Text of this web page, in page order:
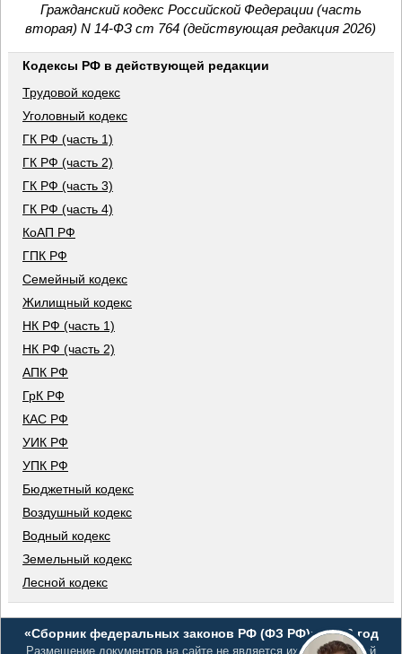
Гражданский кодекс Российской Федерации (часть
вторая) N 14-ФЗ ст 764 (действующая редакция 2026)
Кодексы РФ в действующей редакции
Трудовой кодекс
Уголовный кодекс
ГК РФ (часть 1)
ГК РФ (часть 2)
ГК РФ (часть 3)
ГК РФ (часть 4)
КоАП РФ
ГПК РФ
Семейный кодекс
Жилищный кодекс
НК РФ (часть 1)
НК РФ (часть 2)
АПК РФ
ГрК РФ
КАС РФ
УИК РФ
УПК РФ
Бюджетный кодекс
Воздушный кодекс
Водный кодекс
Земельный кодекс
Лесной кодекс
«Сборник федеральных законов РФ (ФЗ РФ)», 2026 год
Размещение документов на сайте не является их официальной